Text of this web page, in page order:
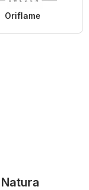
Oriflame